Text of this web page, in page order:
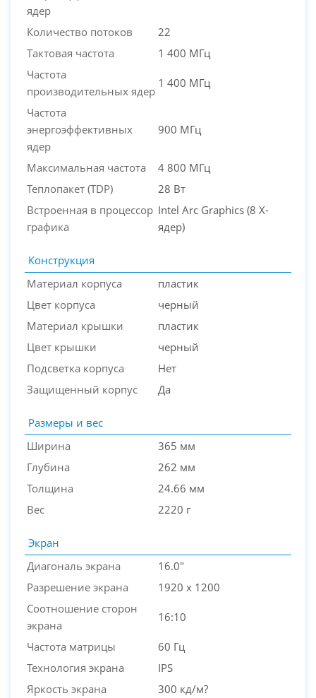
ядер
Количество потоков
22
Тактовая частота
1 400 МГц
Частота
производительных ядер
1 400 МГц
Частота
энергоэффективных
ядер
900 МГц
Максимальная частота
4 800 МГц
Теплопакет (TDP)
28 Вт
Встроенная в процессор
графика
Intel Arc Graphics (8 X-
ядер)
Конструкция
Материал корпуса
пластик
Цвет корпуса
черный
Материал крышки
пластик
Цвет крышки
черный
Подсветка корпуса
Нет
Защищенный корпус
Да
Размеры и вес
Ширина
365 мм
Глубина
262 мм
Толщина
24.66 мм
Вес
2220 г
Экран
Диагональ экрана
16.0"
Разрешение экрана
1920 x 1200
Соотношение сторон
экрана
16:10
Частота матрицы
60 Гц
Технология экрана
IPS
Яркость экрана
300 кд/м?